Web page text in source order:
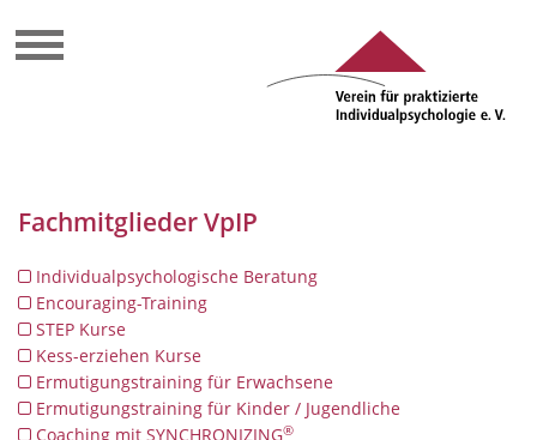
Fachmitglieder VpIP
Individualpsychologische Beratung
Encouraging-Training
STEP Kurse
Kess-erziehen Kurse
Ermutigungstraining für Erwachsene
Ermutigungstraining für Kinder / Jugendliche
Coaching mit SYNCHRONIZING®